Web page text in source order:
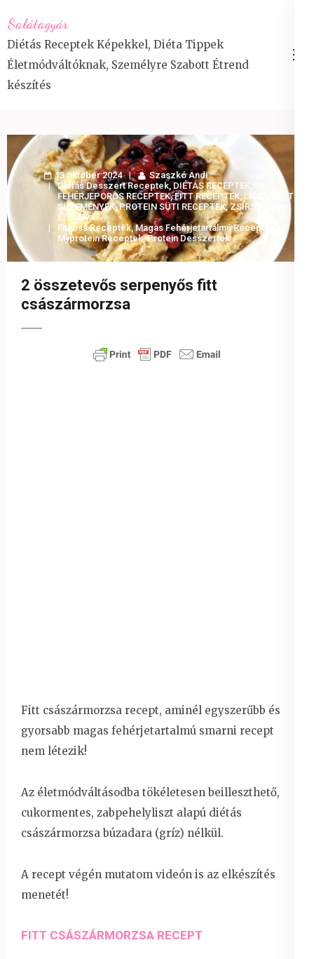
to
content
(Press
Enter)
Salátagyár
Diétás Receptek Képekkel, Diéta Tippek
Életmódváltóknak, Személyre Szabott Étrend
készítés
13 október 2024
Szaszkó Andi
Diétás Desszert Receptek,DIÉTÁS RECEPTEK
FEHÉRJEPOROS RECEPTEK,FITT RECEPTEK,LISZTMENTES
SÜTEMÉNYEK,PROTEIN SÜTI RECEPTEK,ZSÍRSZEGÉNY
ÉTELEK
Fitness Receptek,Magas Fehérjetartalmú Receptek
Myprotein Receptek,Protein Desszertek
2 összetevős serpenyős fitt
császármorzsa
Fitt császármorzsa recept, aminél egyszerűbb és
gyorsabb magas fehérjetartalmú smarni recept
nem létezik!
Az életmódváltásodba tökéletesen beilleszthető,
cukormentes, zabpehelyliszt alapú diétás
császármorzsa búzadara (gríz) nélkül.
A recept végén mutatom videón is az elkészítés
menetét!
FITT CSÁSZÁRMORZSA RECEPT